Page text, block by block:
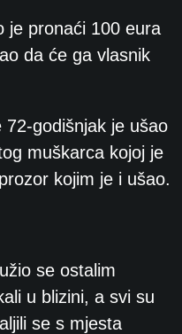
je pronaći 100 eura
da će ga vlasnik
72-godišnjak je ušao
muškarca kojoj je
kojim je i ušao.
se ostalim
u blizini, a svi su
se s mjesta